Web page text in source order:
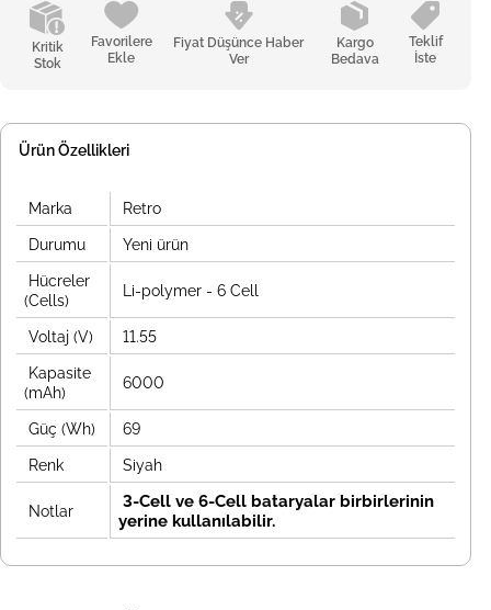
Kritik
Stok
Favorilere
Ekle
Fiyat Düşünce Haber
Ver
Kargo
Bedava
Teklif
İste
Ürün Özellikleri
Marka Retro
Durumu Yeni ürün
Hücreler
(Cells)
Li-polymer - 6 Cell
Voltaj (V) 11.55
Kapasite
(mAh)
6000
Güç (Wh) 69
Renk Siyah
Notlar
3-Cell ve 6-Cell bataryalar birbirlerinin
yerine kullanılabilir.